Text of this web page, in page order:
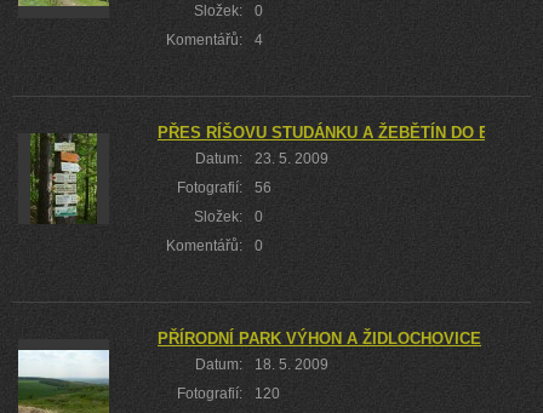
Složek:
0
Komentářů:
4
PŘES RÍŠOVU STUDÁNKU A ŽEBĚTÍN DO
Datum:
23. 5. 2009
Fotografií:
56
Složek:
0
Komentářů:
0
PŘÍRODNÍ PARK VÝHON A ŽIDLOCHOVICE
Datum:
18. 5. 2009
Fotografií:
120